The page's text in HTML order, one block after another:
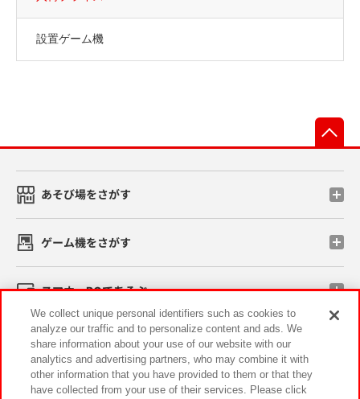
設置ゲーム機
あそび場をさがす
ゲーム機をさがす
スマホ・PCであそぶ
イベント・キャンペーン
We collect unique personal identifiers such as cookies to
analyze our traffic and to personalize content and ads. We
share information about your use of our website with our
analytics and advertising partners, who may combine it with
other information that you have provided to them or that they
have collected from your use of their services. Please click